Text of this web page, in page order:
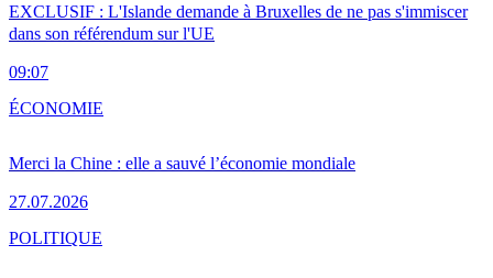
EXCLUSIF : L'Islande demande à Bruxelles de ne pas s'immiscer
dans son référendum sur l'UE
09:07
Merci la Chine : elle a sauvé l’économie mondiale
27.07.2026
ÉCONOMIE
POLITIQUE